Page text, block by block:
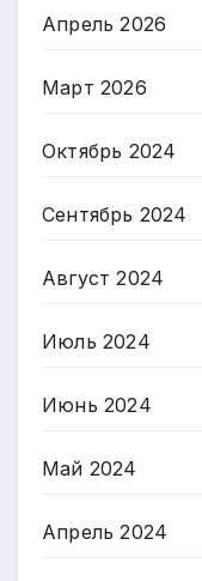
Апрель 2026
Март 2026
Октябрь 2024
Сентябрь 2024
Август 2024
Июль 2024
Июнь 2024
Май 2024
Апрель 2024